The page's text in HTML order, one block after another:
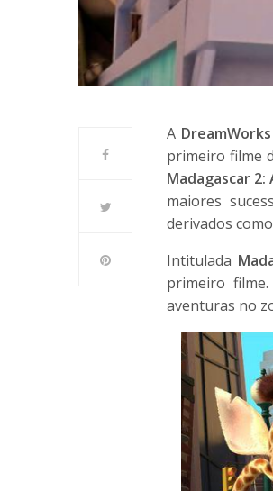
A DreamWorks
primeiro filme
Madagascar
maiores
derivados como
Intitulada
primeiro filme.
aventuras no